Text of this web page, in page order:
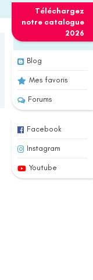
Téléchargez
notre catalogue
2026
Blog
Mes favoris
Forums
Facebook
Instagram
Youtube